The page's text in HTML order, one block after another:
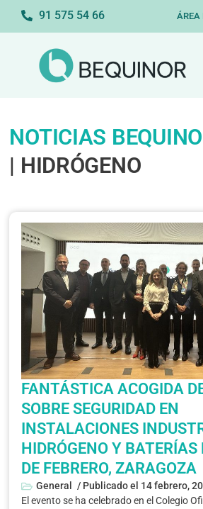
91 575 54 66 ÁREA
NOTICIAS
| HIDRÓGENO
FANTÁSTICA ACOGIDA
SOBRE SEGURIDAD EN
INSTALACIONES
HIDRÓGENO Y
DE FEBRERO, ZARAGOZA
General / Publicado el 14 febrero,
El evento se ha celebrado en el Colegio